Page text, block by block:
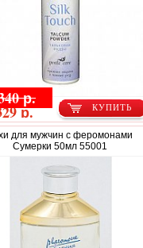
КУПИТЬ
р.
р.
для мужчин с феромонами
Сумерки 50мл 55001